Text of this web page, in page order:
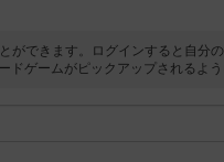
ができます。ログインすると自分
ゲームがピックアップされるよう